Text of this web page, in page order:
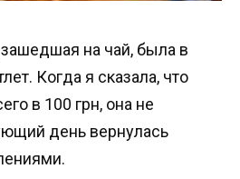
на чай, была в
Когда я сказала, что
в 100 грн, она не
день вернулась